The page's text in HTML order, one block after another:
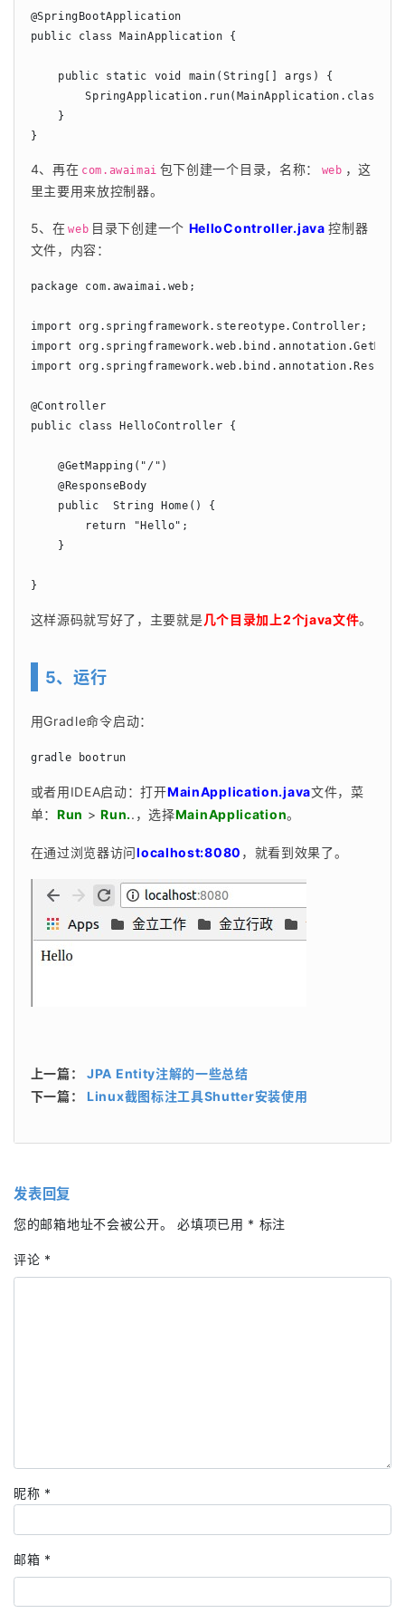
@SpringBootApplication
public class MainApplication {
    public static void main(String[] args) {
SpringApplication.run(MainApplication.class,
    }
}
4、再在 com.awaimai 包下创建一个目录，名称： web ，这
里主要用来放控制器。
5、在 web 目录下创建一个 HelloController.java 控制器
文件，内容：
package com.awaimai.web;
import org.springframework.stereotype.Controller;
import
import
@Controller
public class HelloController {
    @GetMapping("/")
    @ResponseBody
    public  String Home() {
        return "Hello";
    }
}
这样源码就写好了，主要就是几个目录加上2个java文件。
5、运行
用Gradle命令启动：
gradle bootrun
或者用IDEA启动：打开MainApplication.java文件，菜
单： Run > Run..，选择MainApplication。
在通过浏览器访问localhost:8080 ，就看到效果了。
上一篇： JPA Entity注解的一些总结
下一篇： Linux截图标注工具Shutter安装使用
发表回复
您的邮箱地址不会被公开。 必填项已用 * 标注
评论 *
昵称 *
邮箱 *